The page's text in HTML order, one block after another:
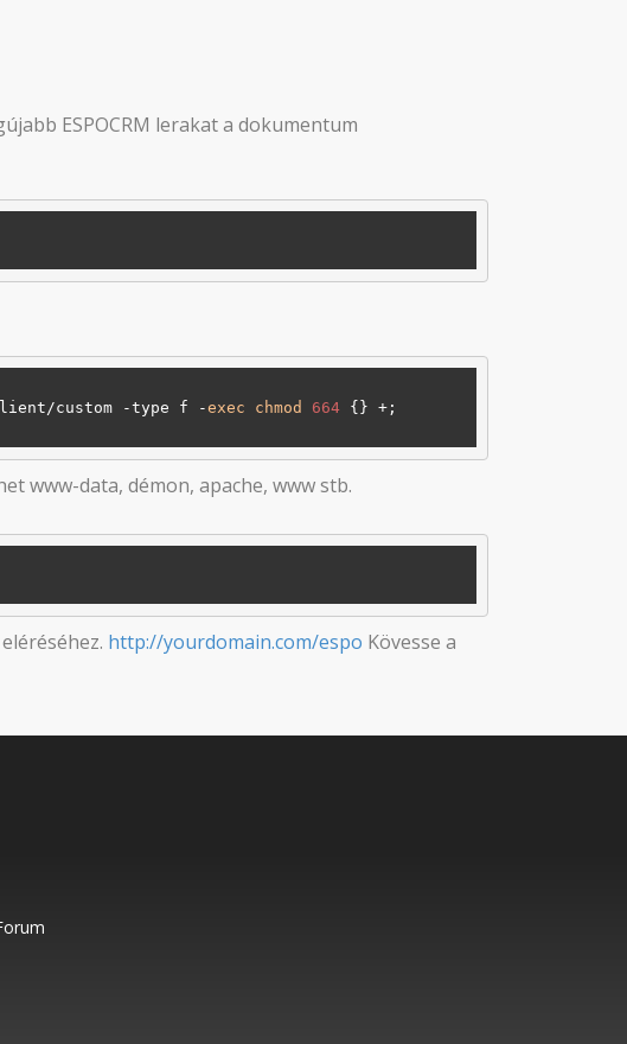
ESPOCRM lerakat a dokumentum
custom -type f -exec chmod 664 {} +;
www-data, démon, apache, www stb.
http://yourdomain.com/espo Kövesse a